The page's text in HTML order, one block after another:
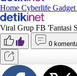
Home Cyberlife Gadget
Viral Grup FB 'Fantasi
0